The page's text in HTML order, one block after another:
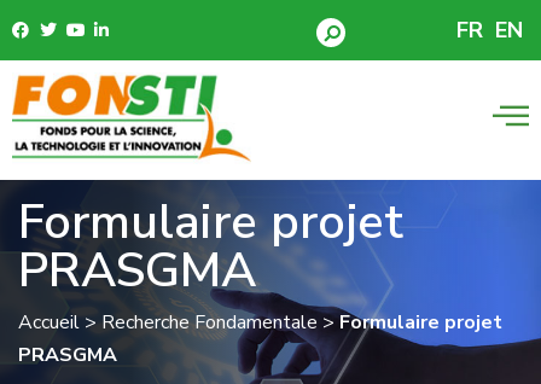
FR EN
Formulaire projet
PRASGMA
Accueil> Recherche Fondamentale>Formulaire projet
PRASGMA